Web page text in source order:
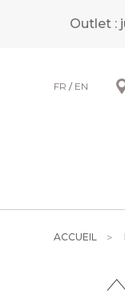
Outlet :
FR / EN
ACCUEIL